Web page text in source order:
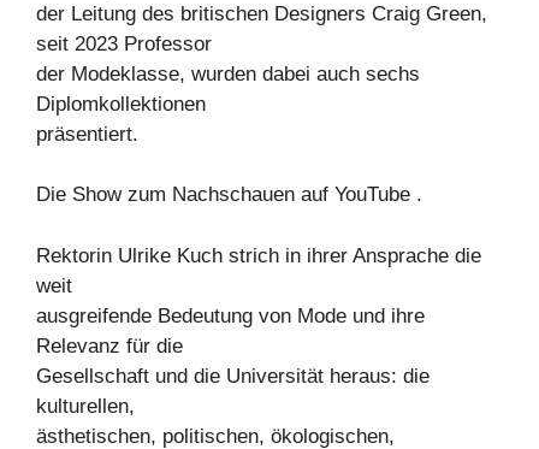
der Leitung des britischen Designers Craig Green,
seit 2023 Professor
der Modeklasse, wurden dabei auch sechs
Diplomkollektionen
präsentiert.
Die Show zum Nachschauen auf YouTube .
Rektorin Ulrike Kuch strich in ihrer Ansprache die
weit
ausgreifende Bedeutung von Mode und ihre
Relevanz für die
Gesellschaft und die Universität heraus: die
kulturellen,
ästhetischen, politischen, ökologischen,